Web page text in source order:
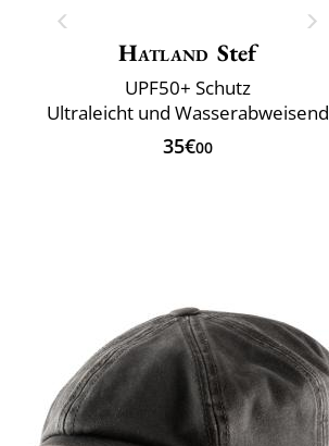
Hatland Stef
UPF50+ Schutz
Ultraleicht und Wasserabweisend
35€00